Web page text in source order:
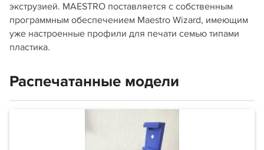
экструзией. MAESTRO поставляется с собственным
программным обеспечением Maestro Wizard, имеющим
уже настроенные профили для печати семью типами
пластика.
Распечатанные модели